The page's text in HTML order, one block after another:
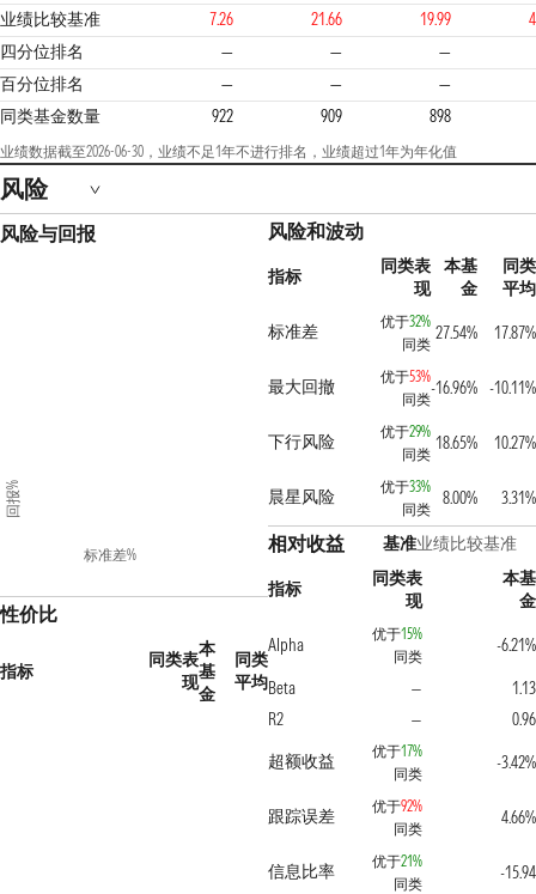
业绩比较基准
7.26 21.66 19.99
四分位排名
— — —
2
百分位排名 — —
—
同类基金数量
922 909 898
业绩数据截至2026-06-30，业绩不足1年不进行排名，业绩超过1年为年化值
风险
风险与回报
标准差%
回报%
性价比
指标
同类表
现
本
基
金
同类
平均
风险和波动
指标
同类表
现
本基
金
同类
平均
标准差
优于32%
同类
27.54% 17.87%
最大回撤 优于53%
同类
-16.96% -10.11%
下行风险 优于29%
同类
18.65% 10.27%
晨星风险 优于33%
同类
8.00% 3.31%
相对收益 基准业绩比较基准
指标
同类表
现
本基
金
Alpha
优于15%
同类
-6.21%
Beta
—
1.13
R2
—
0.96
超额收益
优于17%
同类
-3.42%
跟踪误差 优于92%
同类
4.66%
信息比率 优于21%
同类
-15.94